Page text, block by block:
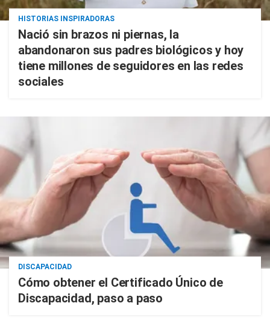
HISTORIAS INSPIRADORAS
Nació sin brazos ni piernas, la
abandonaron sus padres biológicos y hoy
tiene millones de seguidores en las redes
sociales
DISCAPACIDAD
Cómo obtener el Certificado Único de
Discapacidad, paso a paso